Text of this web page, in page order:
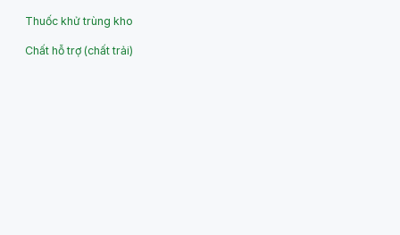
Thuốc khử trùng kho
Chất hỗ trợ (chất trải)